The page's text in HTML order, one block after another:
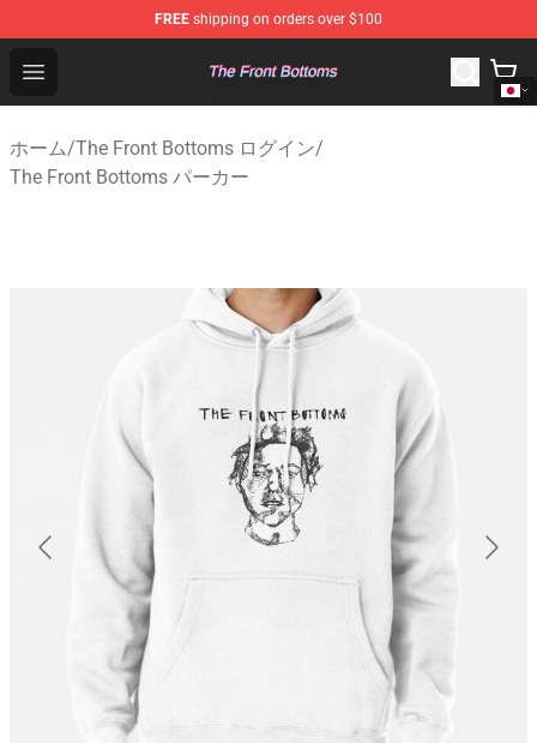
FREE shipping on orders over $100
Open menu
The Front Bottoms Store - Official The Front Bottoms
ホーム/The Front Bottoms ログイン/
The Front Bottoms パーカー